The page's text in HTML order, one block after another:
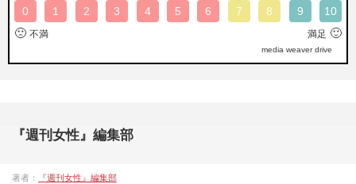
0 1 2 3 4 5 6 7 8 9 10
🙁 不満 満足 🙂
media weaver drive
『週刊女性』編集部
著者： 『週刊女性』編集部